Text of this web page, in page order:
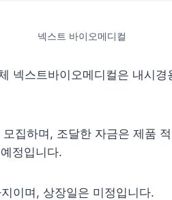
넥스트 바이오메디컬
넥스트바이오메디컬은 내시경
집하며, 조달한 자금은 제품
정입니다.
이며, 상장일은 미정입니다.